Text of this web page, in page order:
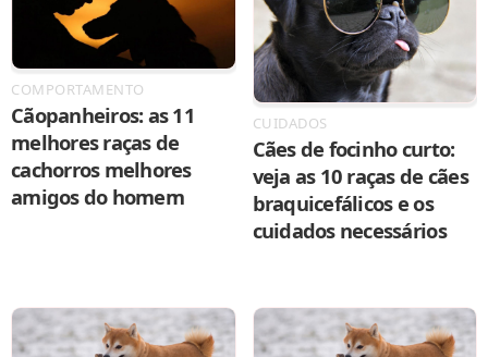
COMPORTAMENTO
Cãopanheiros: as 11
melhores raças de
cachorros melhores
amigos do homem
CUIDADOS
Cães de focinho curto:
veja as 10 raças de cães
braquicefálicos e os
cuidados necessários